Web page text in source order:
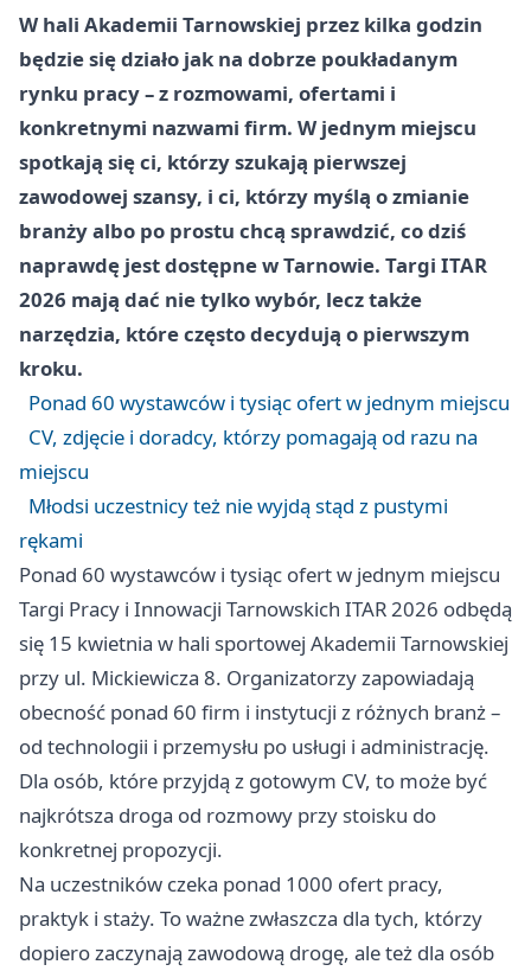
W hali Akademii Tarnowskiej przez kilka godzin
będzie się działo jak na dobrze poukładanym
rynku pracy – z rozmowami, ofertami i
konkretnymi nazwami firm. W jednym miejscu
spotkają się ci, którzy szukają pierwszej
zawodowej szansy, i ci, którzy myślą o zmianie
branży albo po prostu chcą sprawdzić, co dziś
naprawdę jest dostępne w Tarnowie. Targi ITAR
2026 mają dać nie tylko wybór, lecz także
narzędzia, które często decydują o pierwszym
kroku.
Ponad 60 wystawców i tysiąc ofert w jednym miejscu
CV, zdjęcie i doradcy, którzy pomagają od razu na
miejscu
Młodsi uczestnicy też nie wyjdą stąd z pustymi
rękami
Ponad 60 wystawców i tysiąc ofert w jednym miejscu
Targi Pracy i Innowacji Tarnowskich ITAR 2026 odbędą
się 15 kwietnia w hali sportowej Akademii Tarnowskiej
przy ul. Mickiewicza 8. Organizatorzy zapowiadają
obecność ponad 60 firm i instytucji z różnych branż –
od technologii i przemysłu po usługi i administrację.
Dla osób, które przyjdą z gotowym CV, to może być
najkrótsza droga od rozmowy przy stoisku do
konkretnej propozycji.
Na uczestników czeka ponad 1000 ofert pracy,
praktyk i staży. To ważne zwłaszcza dla tych, którzy
dopiero zaczynają zawodową drogę, ale też dla osób